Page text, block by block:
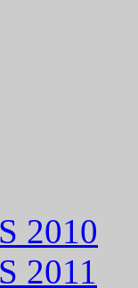
2010
2011